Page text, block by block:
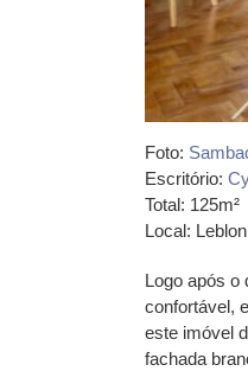
Foto:
Escritório:
Total: 125m²
Local:
Logo após o
confortável,
este imóvel
fachada